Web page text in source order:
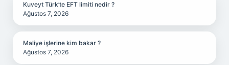
Kuveyt Türk’te EFT limiti nedir ?
Ağustos 7, 2026
Maliye işlerine kim bakar ?
Ağustos 7, 2026